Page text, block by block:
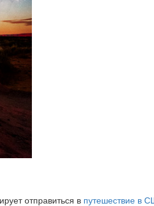
отправиться в путешествие в